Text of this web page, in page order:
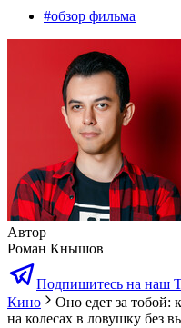
#обзор фильма
Автор
Роман Кнышов
Подпишитесь на наш
Кино
Оно едет за тобой:
на колесах в ловушку без